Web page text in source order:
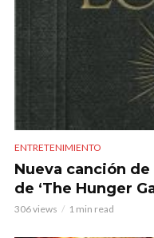
ENTRETENIMIENTO
Nueva canción
de ‘The Hunger
306 views 1 min read